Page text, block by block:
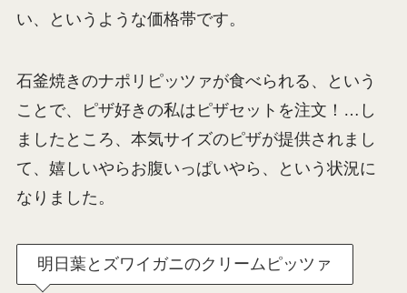
い、というような価格帯です。
石釜焼きのナポリピッツァが食べられる、という
ことで、ピザ好きの私はピザセットを注文！…し
ましたところ、本気サイズのピザが提供されまし
て、嬉しいやらお腹いっぱいやら、という状況に
なりました。
明日葉とズワイガニのクリームピッツァ